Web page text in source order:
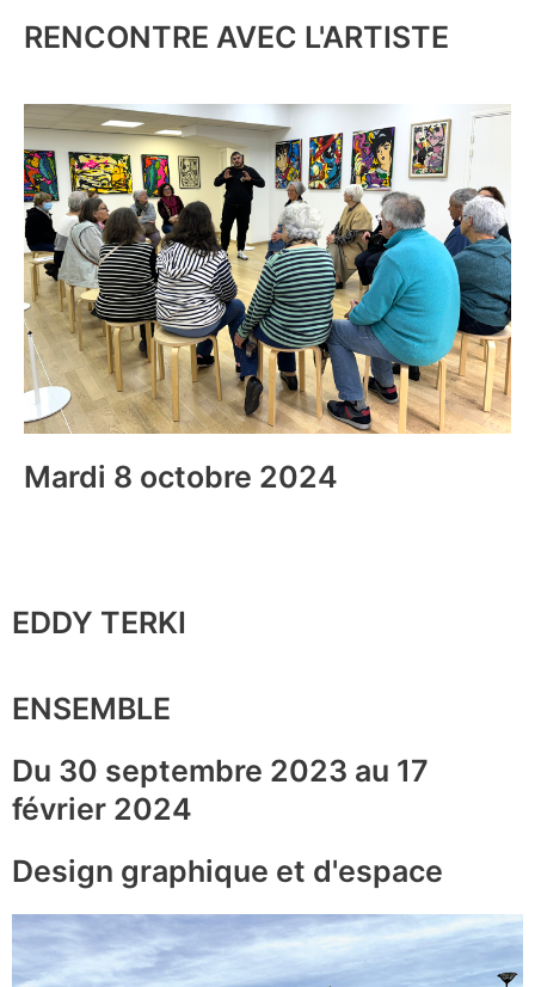
RENCONTRE AVEC L'ARTISTE
Mardi 8 octobre 2024
EDDY TERKI
ENSEMBLE
Du 30 septembre 2023 au 17
février 2024
Design graphique et d'espace